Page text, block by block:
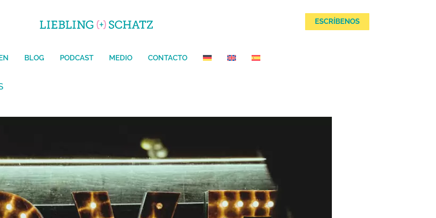
ESCRÍBENOSESCRÍBENOS
BLOG PODCAST MEDIO CONTACTO